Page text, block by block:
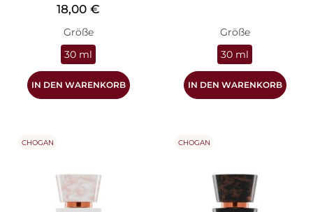
Preis
18,00 €
Größe
30 ml
IN DEN WARENKORB
Größe
30 ml
IN DEN WARENKORB
CHOGAN CHOGAN